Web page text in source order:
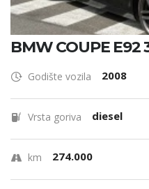
BMW COUPE E92
Godište vozila 2008
Vrsta goriva diesel
km 274.000